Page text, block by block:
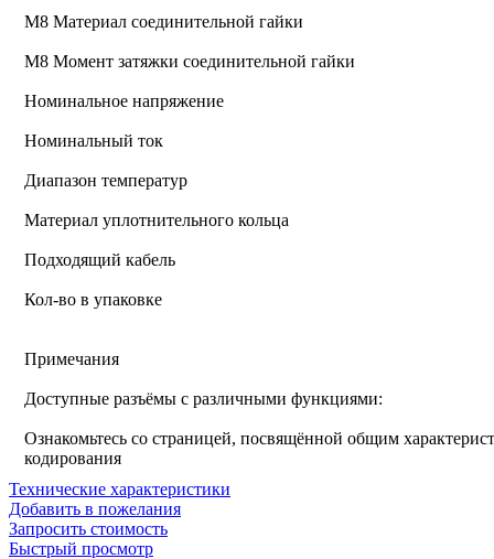
М8 Материал соединительной гайки
M8 Момент затяжки соединительной гайки
Номинальное напряжение
Номинальный ток
Диапазон температур
Материал уплотнительного кольца
Подходящий кабель
Кол-во в упаковке
Примечания
Доступные разъёмы с различными функциями:
Ознакомьтесь со страницей, посвящённой общим
кодирования
Технические характеристики
Добавить в пожелания
Запросить стоимость
Быстрый просмотр